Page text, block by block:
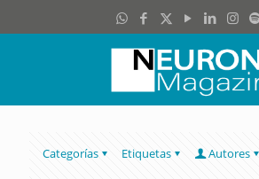
Categorías Etiquetas
Autores